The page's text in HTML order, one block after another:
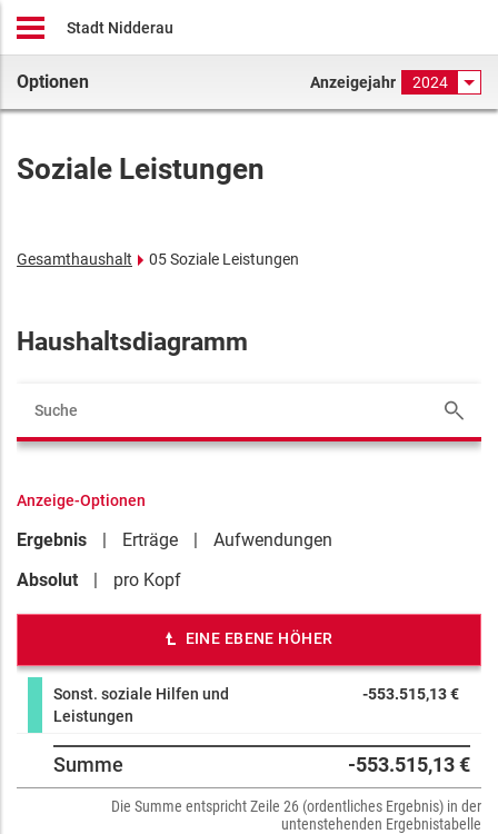
Stadt Nidderau
Optionen Anzeigejahr 2024
Soziale Leistungen
Gesamthaushalt 05 Soziale Leistungen
Haushaltsdiagramm
Anzeige-Optionen
Ergebnis Erträge
Aufwendungen
Absolut
pro Kopf
EINE EBENE HÖHER
Sonst. soziale Hilfen und
Leistungen
-553.515,13 €
Summe -553.515,13 €
Die Summe entspricht Zeile 26 (ordentliches Ergebnis) in der
untenstehenden Ergebnistabelle